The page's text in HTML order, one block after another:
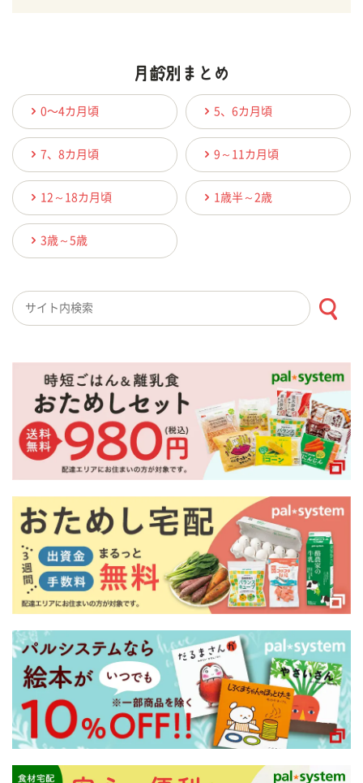
0〜4カ月頃 5、6カ月頃
7、8カ月頃 9～11カ月頃
12～18カ月頃 1歳半～2歳
3歳～5歳
検索キーワード入力